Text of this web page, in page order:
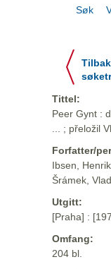
Søk
Tittel:
Peer Gynt :
... ; přeložil
Forfatter/
Ibsen, Henrik
Šrámek,
Utgitt:
[Praha] :
Omfang:
204 bl.